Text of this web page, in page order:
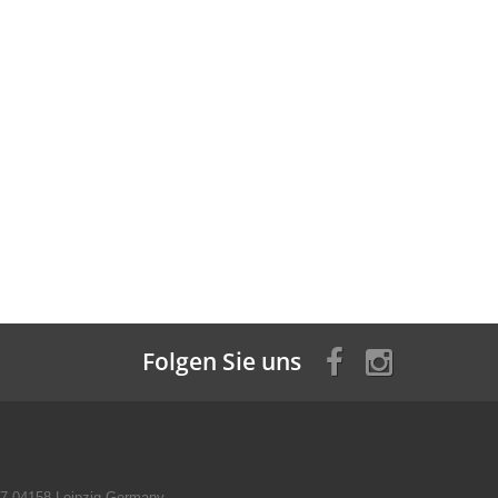
Folgen Sie uns